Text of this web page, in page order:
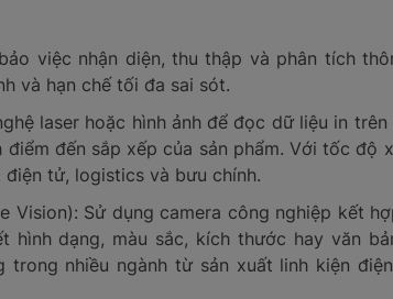
việc nhận diện, thu thập và phân tích
và hạn chế tối đa sai sót.
laser hoặc hình ảnh để đọc dữ liệu in
đến sắp xếp của sản phẩm. Với tốc độ
tử, logistics và bưu chính.
Vision): Sử dụng camera công nghiệp kết
hình dạng, màu sắc, kích thước hay văn
trong nhiều ngành từ sản xuất linh kiện